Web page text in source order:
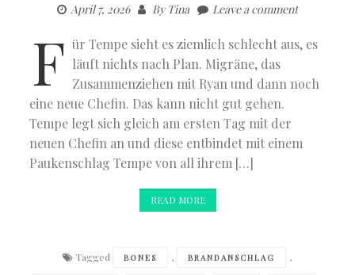
April 7, 2026 ByTina Leave a comment
F ür Tempe sieht es ziemlich schlecht aus, es
läuft nichts nach Plan. Migräne, das
Zusammenziehen mit Ryan und dann noch
eine neue Chefin. Das kann nicht gut gehen.
Tempe legt sich gleich am ersten Tag mit der
neuen Chefin an und diese entbindet mit einem
Paukenschlag Tempe von all ihrem […]
READ MORE
Tagged BONES , BRANDANSCHLAG ,